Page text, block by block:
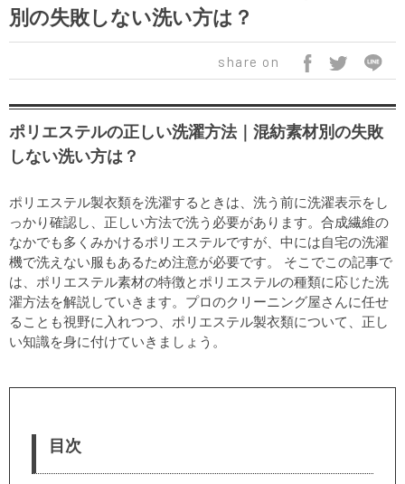
別の失敗しない洗い方は？
share on
ポリエステルの正しい洗濯方法｜混紡素材別の失敗
しない洗い方は？
ポリエステル製衣類を洗濯するときは、洗う前に洗濯表示をし
っかり確認し、正しい方法で洗う必要があります。合成繊維の
なかでも多くみかけるポリエステルですが、中には自宅の洗濯
機で洗えない服もあるため注意が必要です。 そこでこの記事で
は、ポリエステル素材の特徴とポリエステルの種類に応じた洗
濯方法を解説していきます。プロのクリーニング屋さんに任せ
ることも視野に入れつつ、ポリエステル製衣類について、正し
い知識を身に付けていきましょう。
目次